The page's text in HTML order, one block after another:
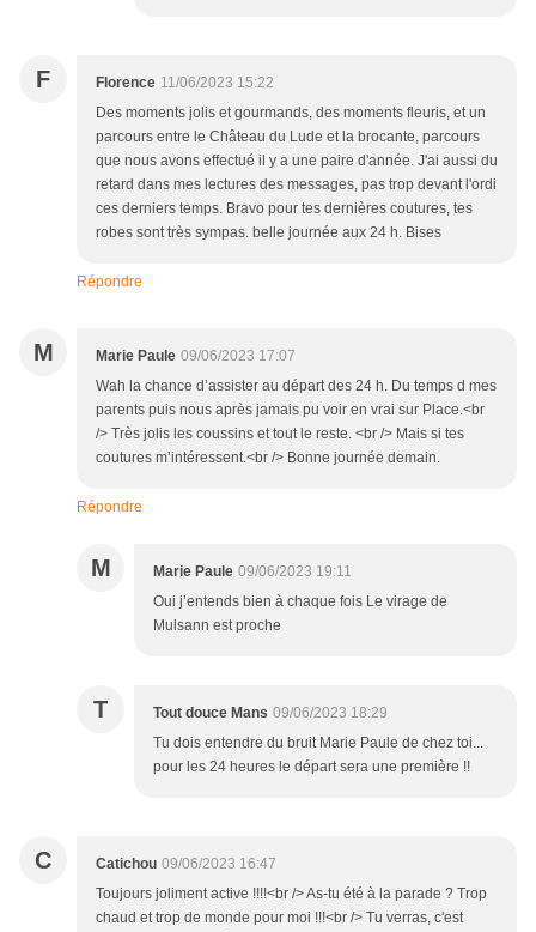
F Florence 11/06/2023 15:22
Des moments jolis et gourmands, des moments fleuris, et un
parcours entre le Château du Lude et la brocante, parcours
que nous avons effectué il y a une paire d'année. J'ai aussi du
retard dans mes lectures des messages, pas trop devant l'ordi
ces derniers temps. Bravo pour tes dernières coutures, tes
robes sont très sympas. belle journée aux 24 h. Bises
Répondre
M Marie Paule 09/06/2023 17:07
Wah la chance d’assister au départ des 24 h. Du temps d mes
parents puis nous après jamais pu voir en vrai sur Place.<br
/> Très jolis les coussins et tout le reste. <br /> Mais si tes
coutures m’intéressent.<br /> Bonne journée demain.
Répondre
M Marie Paule 09/06/2023 19:11
Oui j’entends bien à chaque fois Le virage de
Mulsann est proche
T Tout douce Mans 09/06/2023 18:29
Tu dois entendre du bruit Marie Paule de chez toi...
pour les 24 heures le départ sera une première !!
C Catichou 09/06/2023 16:47
Toujours joliment active !!!!<br /> As-tu été à la parade ? Trop
chaud et trop de monde pour moi !!!<br /> Tu verras, c'est